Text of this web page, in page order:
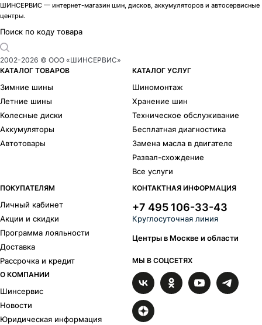
ШИНСЕРВИС — интернет-магазин шин, дисков, аккумуляторов и автосервисные
центры.
Поиск по коду товара
2002-2026 © ООО «ШИНСЕРВИС»
КАТАЛОГ ТОВАРОВ
Зимние шины
Летние шины
Колесные диски
Аккумуляторы
Автотовары
КАТАЛОГ УСЛУГ
Шиномонтаж
Хранение шин
Техническое обслуживание
Бесплатная диагностика
Замена масла в двигателе
Развал-схождение
Все услуги
ПОКУПАТЕЛЯМ
Личный кабинет
Акции и скидки
Программа лояльности
Доставка
Рассрочка и кредит
О КОМПАНИИ
Шинсервис
Новости
Юридическая информация
КОНТАКТНАЯ ИНФОРМАЦИЯ
+7 495 106-33-43
Круглосуточная линия
Центры в Москве и области
МЫ В СОЦСЕТЯХ